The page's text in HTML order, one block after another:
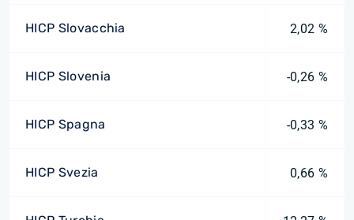
HICP Slovacchia 2,02 %
HICP Slovenia -0,26 %
HICP Spagna -0,33 %
HICP Svezia 0,66 %